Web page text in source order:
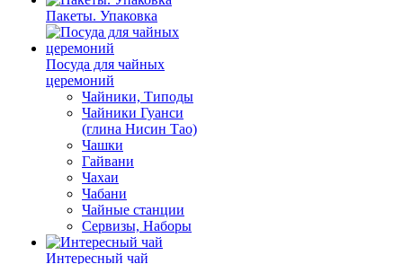
Пакеты. Упаковка
Посуда для чайных
церемоний
Чайники, Типоды
Чайники Гуанси
(глина Нисин Тао)
Чашки
Гайвани
Чахаи
Чабани
Чайные станции
Сервизы, Наборы
Интересный чай